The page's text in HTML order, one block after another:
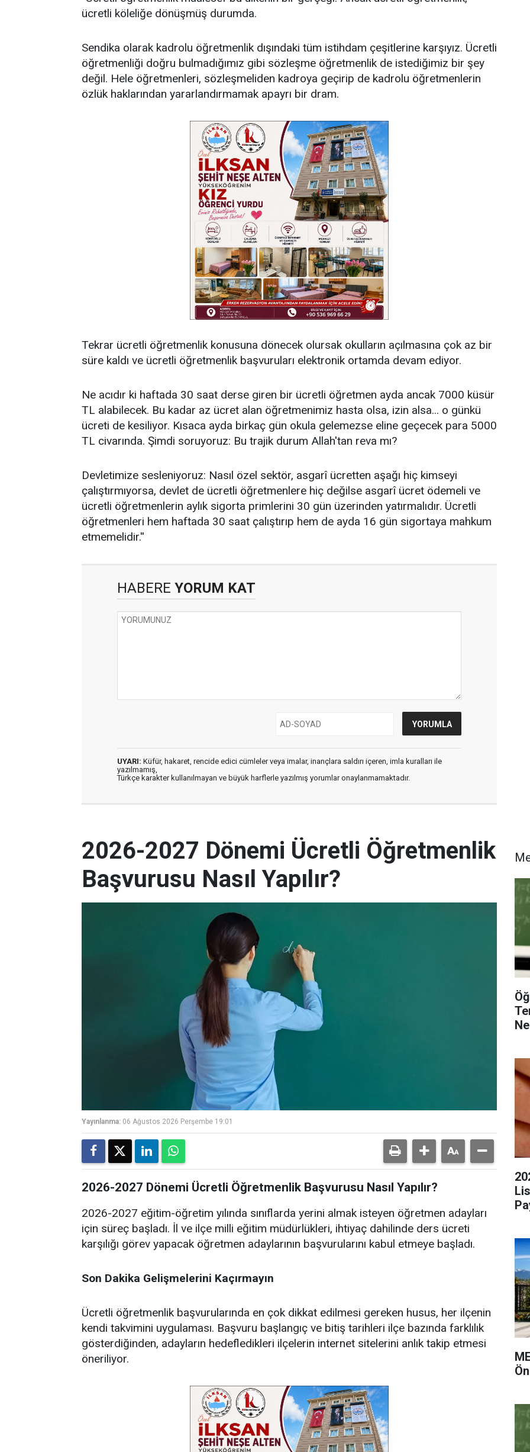
ücretli köleliğe dönüşmüş durumda.
Sendika olarak kadrolu öğretmenlik dışındaki tüm istihdam çeşitlerine karşıyız. Ücretli
öğretmenliği doğru bulmadığımız gibi sözleşme öğretmenlik de istediğimiz bir şey
değil. Hele öğretmenleri, sözleşmeliden kadroya geçirip de kadrolu öğretmenlerin
özlük haklarından yararlandırmamak apayrı bir dram.
Tekrar ücretli öğretmenlik konusuna dönecek olursak okulların açılmasına çok az bir
süre kaldı ve ücretli öğretmenlik başvuruları elektronik ortamda devam ediyor.
Ne acıdır ki haftada 30 saat derse giren bir ücretli öğretmen ayda ancak 7000 küsür
TL alabilecek. Bu kadar az ücret alan öğretmenimiz hasta olsa, izin alsa... o günkü
ücreti de kesiliyor. Kısaca ayda birkaç gün okula gelemezse eline geçecek para 5000
TL civarında. Şimdi soruyoruz: Bu trajik durum Allah'tan reva mı?
Devletimize sesleniyoruz: Nasıl özel sektör, asgarî ücretten aşağı hiç kimseyi
çalıştırmıyorsa, devlet de ücretli öğretmenlere hiç değilse asgarî ücret ödemeli ve
ücretli öğretmenlerin aylık sigorta primlerini 30 gün üzerinden yatırmalıdır. Ücretli
öğretmenleri hem haftada 30 saat çalıştırıp hem de ayda 16 gün sigortaya mahkum
etmemelidir.''
HABERE YORUM KAT
UYARI: Küfür, hakaret, rencide edici cümleler veya imalar, inançlara saldırı içeren, imla kuralları ile
yazılmamış,
Türkçe karakter kullanılmayan ve büyük harflerle yazılmış yorumlar onaylanmamaktadır.
2026-2027 Dönemi Ücretli Öğretmenlik
Başvurusu Nasıl Yapılır?
Yayınlanma: 06 Ağustos 2026 Perşembe 19:01
2026-2027 Dönemi Ücretli Öğretmenlik Başvurusu Nasıl Yapılır?
2026-2027 eğitim-öğretim yılında sınıflarda yerini almak isteyen öğretmen adayları
için süreç başladı. İl ve ilçe milli eğitim müdürlükleri, ihtiyaç dahilinde ders ücreti
karşılığı görev yapacak öğretmen adaylarının başvurularını kabul etmeye başladı.
Son Dakika Gelişmelerini Kaçırmayın
Ücretli öğretmenlik başvurularında en çok dikkat edilmesi gereken husus, her ilçenin
kendi takvimini uygulaması. Başvuru başlangıç ve bitiş tarihleri ilçe bazında farklılık
gösterdiğinden, adayların hedefledikleri ilçelerin internet sitelerini anlık takip etmesi
öneriliyor.